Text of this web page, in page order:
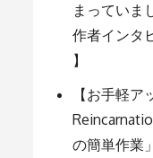
まっていま
作者インタ
】
【お手軽ア
の簡単作業